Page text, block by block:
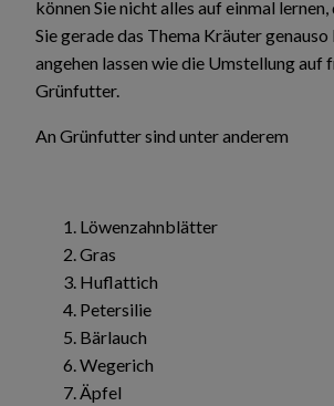
können Sie nicht alles auf einmal
Sie gerade das Thema Kräuter genauso
angehen lassen wie die Umstellung auf
Grünfutter.
An Grünfutter sind unter anderem
Löwenzahnblätter
Gras
Huflattich
Petersilie
Bärlauch
Wegerich
Äpfel